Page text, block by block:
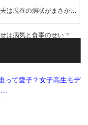
は現在の病状がまさか…
は病気と食事のせい？
って愛子？女子高生モデ